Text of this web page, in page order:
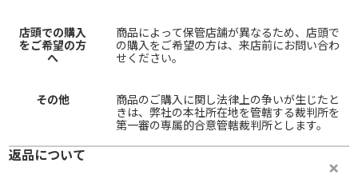
店頭での購入
をご希望の方
へ
商品によって保管店舗が異なるため、店頭で
の購入をご希望の方は、来店前にお問い合わ
せください。
その他
商品のご購入に関し法律上の争いが生じたと
きは、弊社の本社所在地を管轄する裁判所を
第一審の専属的合意管轄裁判所とします。
返品について